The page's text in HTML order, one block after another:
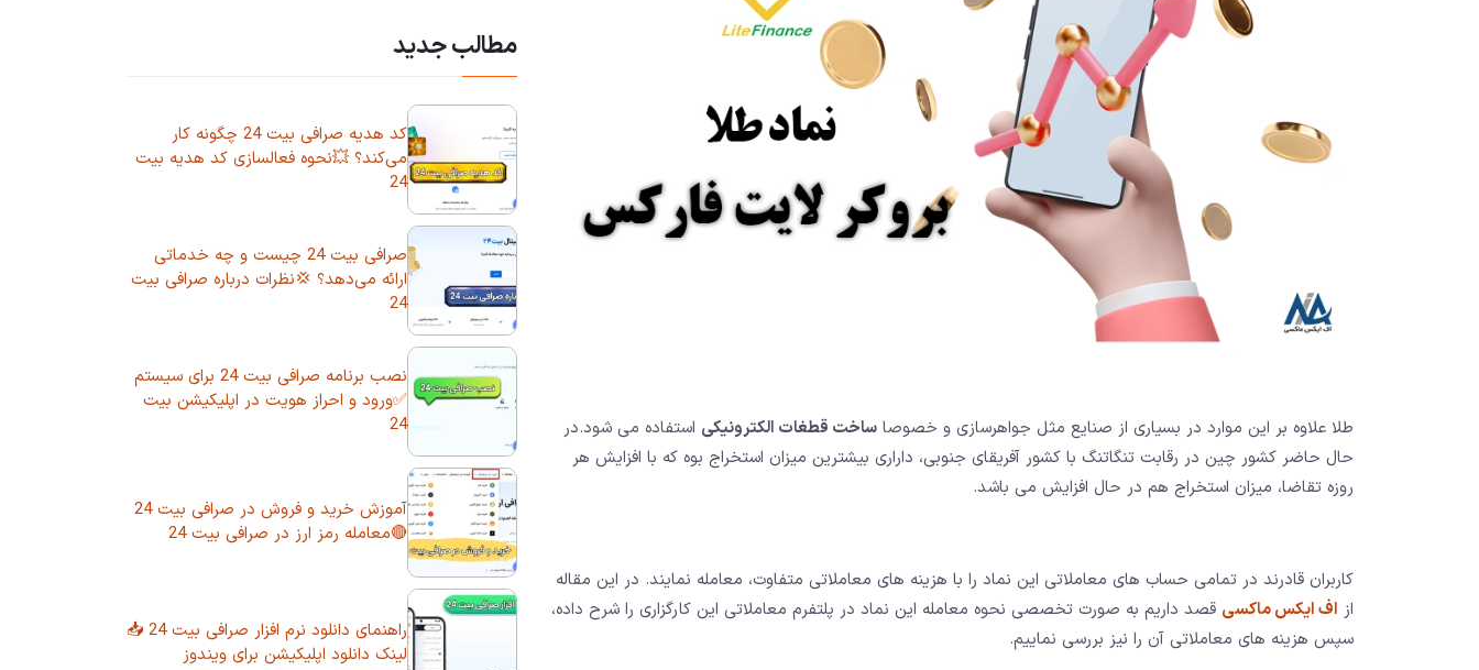
طلا علاوه بر این موارد در بسیاری از صنایع مثل جواهرسازی و خصوصا ساخت قطغات الکترونیکی استفاده می شود.در
حال حاضر کشور چین در رقابت تنگاتنگ با کشور آفریقای جنوبی، داراری بیشترین میزان استخراج بوه که با افزایش هر
روزه تقاضا، میزان استخراج هم در حال افزایش می باشد.
کاربران قادرند در تمامی حساب های معاملاتی این نماد را با هزینه های معاملاتی متفاوت، معامله نمایند. در این مقاله
از اف ایکس ماکسی قصد داریم به صورت تخصصی نحوه معامله این نماد در پلتفرم معاملاتی این کارگزاری را شرح داده،
سپس هزینه های معاملاتی آن را نیز بررسی نماییم.
مطالب جدید
کد هدیه صرافی بیت 24 چگونه کار
می‌کند؟ 💥نحوه فعالسازی کد هدیه بیت
24
صرافی بیت 24 چیست و چه خدماتی
ارائه می‌دهد؟ 💢نظرات درباره صرافی بیت
24
نصب برنامه صرافی بیت 24 برای سیستم
✅ورود و احراز هویت در اپلیکیشن بیت
24
آموزش خرید و فروش در صرافی بیت 24
🔴معامله رمز ارز در صرافی بیت 24
راهنمای دانلود نرم افزار صرافی بیت 24 📥
لینک دانلود اپلیکیشن برای ویندوز